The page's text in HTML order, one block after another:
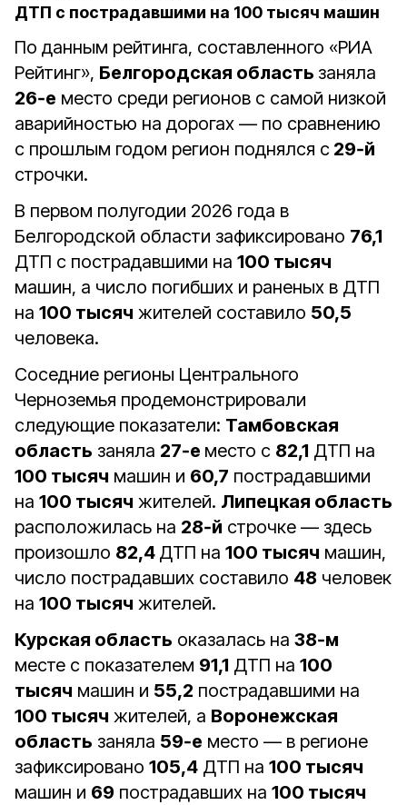
ДТП с пострадавшими на 100 тысяч машин
По данным рейтинга, составленного «РИА
Рейтинг», Белгородская область заняла
26‑е место среди регионов с самой низкой
аварийностью на дорогах — по сравнению
с прошлым годом регион поднялся с 29‑й
строчки.
В первом полугодии 2026 года в
Белгородской области зафиксировано 76,1
ДТП с пострадавшими на 100 тысяч
машин, а число погибших и раненых в ДТП
на 100 тысяч жителей составило 50,5
человека.
Соседние регионы Центрального
Черноземья продемонстрировали
следующие показатели: Тамбовская
область заняла 27‑е место с 82,1 ДТП на
100 тысяч машин и 60,7 пострадавшими
на 100 тысяч жителей. Липецкая область
расположилась на 28‑й строчке — здесь
произошло 82,4 ДТП на 100 тысяч машин,
число пострадавших составило 48 человек
на 100 тысяч жителей.
Курская область оказалась на 38‑м
месте с показателем 91,1 ДТП на 100
тысяч машин и 55,2 пострадавшими на
100 тысяч жителей, а Воронежская
область заняла 59‑е место — в регионе
зафиксировано 105,4 ДТП на 100 тысяч
машин и 69 пострадавших на 100 тысяч